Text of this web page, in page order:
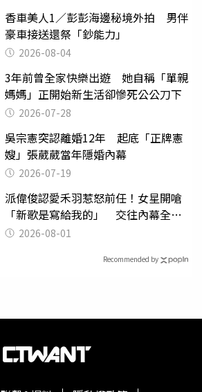
香車美人1／彭彭海邊秘境外拍 男伴
豪車接送還祭「鈔能力」
2026-08-04
3年前曾全家快樂出遊 她自稱「單親
媽媽」正開始新生活卻慘死公公刀下
2026-07-28
吳宗憲突認離婚12年 起底「正牌憲
嫂」張葳葳當年隱婚內幕
2026-07-19
派偉俊認愛禾羽惹怒前任！女星開嗆
「新歌是寫給我的」 交往內幕全說
了 2026-08-01
Recommended by